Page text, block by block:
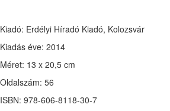
Kiadó: Erdélyi Híradó Kiadó, Kolozsvár
Kiadás éve: 2014
Méret: 13 x 20,5 cm
Oldalszám: 56
ISBN: 978-606-8118-30-7